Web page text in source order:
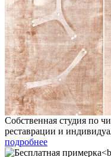
Собственная студия по
реставрации и
подробнее